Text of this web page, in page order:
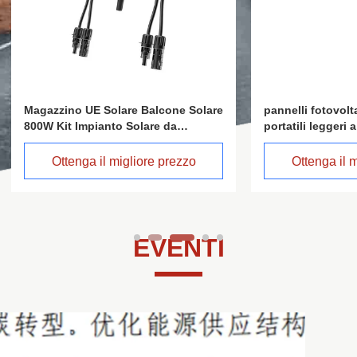
UE Solare Balcone Solare
Impianto Solare da
Accumulo
il migliore prezzo
pannelli fotovoltaici flessibili
portatili leggeri a pellicola
pannello solare
modulo solare materiale di
Ottenga il migliore
EVENTI